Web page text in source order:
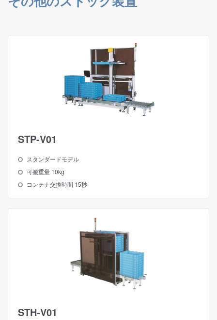
STP-V01
スタンダードモデル
可搬重量 10kg
コンテナ交換時間 15秒
STH-V01